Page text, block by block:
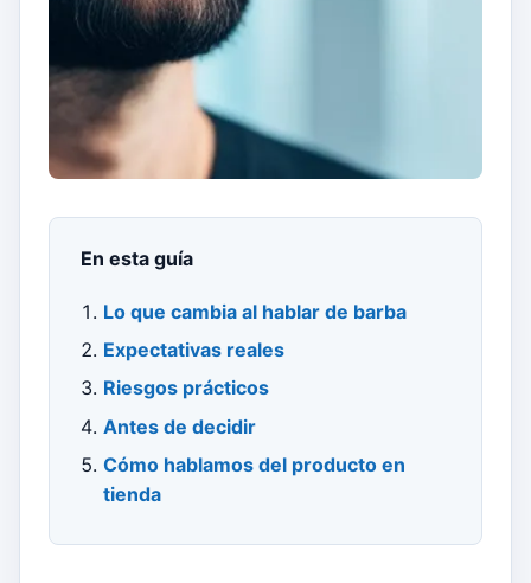
En esta guía
Lo que cambia al hablar de barba
Expectativas reales
Riesgos prácticos
Antes de decidir
Cómo hablamos del producto en
tienda